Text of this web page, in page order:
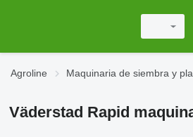
Agroline Maquinaria de siembra y
Väderstad Rapid